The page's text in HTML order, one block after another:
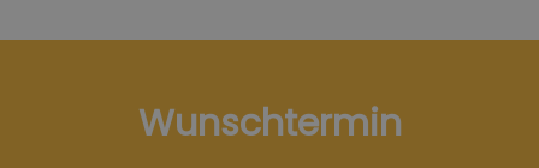
Wunschtermin